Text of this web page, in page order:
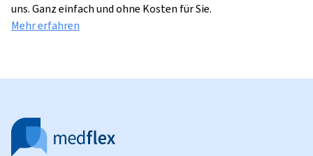
uns. Ganz einfach und ohne Kosten für Sie.
Mehr erfahren